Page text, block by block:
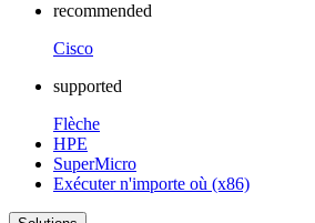
recommended
Cisco
supported
Flèche
HPE
SuperMicro
Exécuter n'importe où (x86)